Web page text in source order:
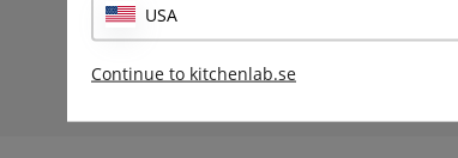
EAN:
USA
Continue to kitchenlab.se